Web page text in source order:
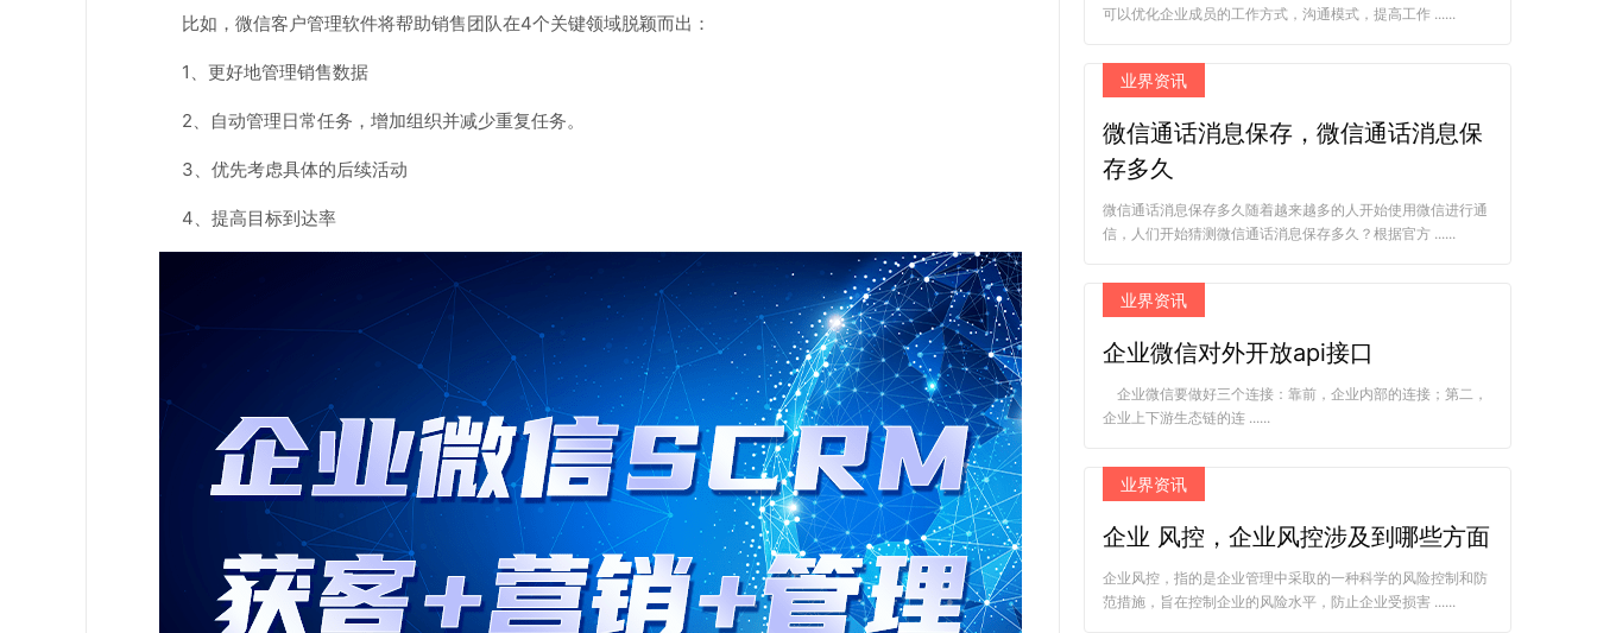
比如，微信客户管理软件将帮助销售团队在4个关键领域脱颖而出：
1、更好地管理销售数据
2、自动管理日常任务，增加组织并减少重复任务。
3、优先考虑具体的后续活动
4、提高目标到达率
可以优化企业成员的工作方式，沟通模式，提高工作 ......
业界资讯
微信通话消息保存，微信通话消息保
存多久
微信通话消息保存多久随着越来越多的人开始使用微信进行通
信，人们开始猜测微信通话消息保存多久？根据官方 ......
业界资讯
企业微信对外开放api接口
企业微信要做好三个连接：靠前，企业内部的连接；第二，
企业上下游生态链的连 ......
业界资讯
企业 风控，企业风控涉及到哪些方面
企业风控，指的是企业管理中采取的一种科学的风险控制和防
范措施，旨在控制企业的风险水平，防止企业受损害 ......